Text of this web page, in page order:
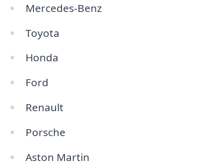
Mercedes-Benz
Toyota
Honda
Ford
Renault
Porsche
Aston Martin